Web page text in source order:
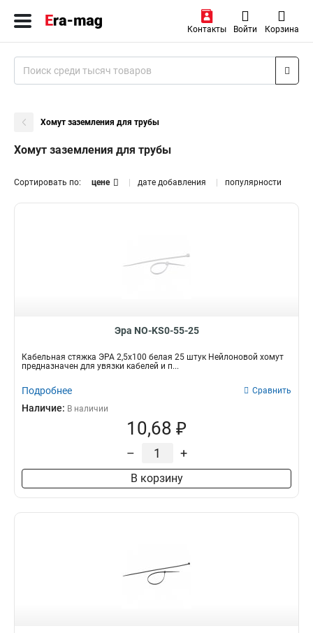
Контакты Войти Корзина
Хомут заземления для трубы
Хомут заземления для трубы
Сортировать по: цене дате добавления популярности
Эра NO-KS0-55-25
Кабельная стяжка ЭРА 2,5х100 белая 25 штук Нейлоновой хомут
предназначен для увязки кабелей и п...
Подробнее Сравнить
Наличие: В наличии
10,68 ₽
– +
В корзину